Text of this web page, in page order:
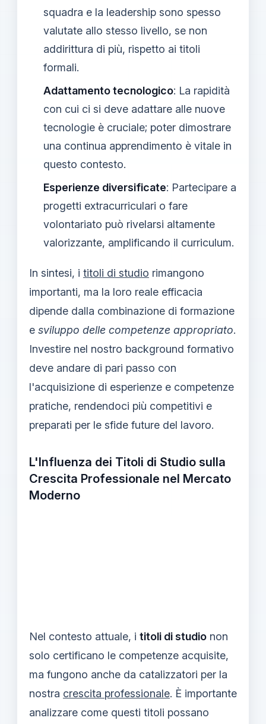
squadra e la leadership sono spesso
valutate allo stesso livello, se non
addirittura di più, rispetto ai titoli
formali.
Adattamento tecnologico: La rapidità
con cui ci si deve adattare alle nuove
tecnologie è cruciale; poter dimostrare
una continua apprendimento è vitale in
questo contesto.
Esperienze diversificate: Partecipare a
progetti extracurriculari o fare
volontariato può rivelarsi altamente
valorizzante, amplificando il curriculum.
In sintesi, i titoli di studio rimangono
importanti, ma la loro reale efficacia
dipende dalla combinazione di formazione
e sviluppo delle competenze appropriato.
Investire nel nostro background formativo
deve andare di pari passo con
l'acquisizione di esperienze e competenze
pratiche, rendendoci più competitivi e
preparati per le sfide future del lavoro.
L'Influenza dei Titoli di Studio sulla
Crescita Professionale nel Mercato
Moderno
Nel contesto attuale, i titoli di studio non
solo certificano le competenze acquisite,
ma fungono anche da catalizzatori per la
nostra crescita professionale. È importante
analizzare come questi titoli possano